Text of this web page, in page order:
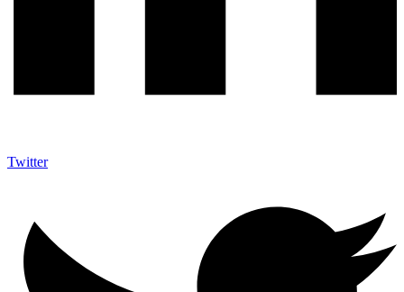
Twitter